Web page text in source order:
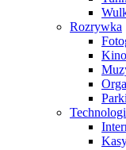
Rozrywka